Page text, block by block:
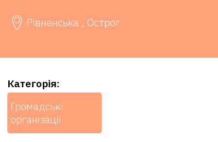
Рівненська , Острог
Категорія:
Громадські
організації